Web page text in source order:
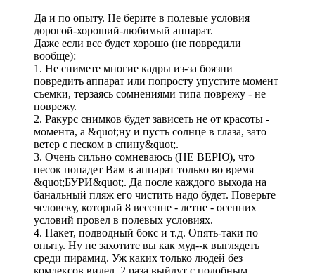
Да и по опыту. Не берите в полевые условия
дорогой-хороший-любимый аппарат.
Даже если все будет хорошо (не повредили
вообще):
1. Не снимете многие кадры из-за боязни
повредить аппарат или попросту упустите момент
съемки, терзаясь сомнениями типа поврежу - не
поврежу.
2. Ракурс снимков будет зависеть не от красоты -
момента, а &quot;ну и пусть солнце в глаза, зато
ветер с песком в спину&quot;.
3. Очень сильно сомневаюсь (НЕ ВЕРЮ), что
песок попадет Вам в аппарат только во время
&quot;БУРИ&quot;. Да после каждого выхода на
банальный пляж его чистить надо будет. Поверьте
человеку, который 8 весенне - летне - осенних
условий провел в полевых условиях.
4. Пакет, подводный бокс и т.д. Опять-таки по
опыту. Ну не захотите вы как муд--к выглядеть
среди пирамид. Уж каких только людей без